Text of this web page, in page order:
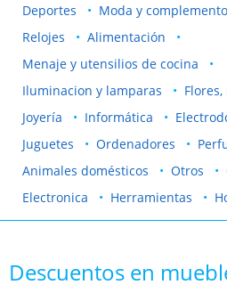
Deportes Moda y
Relojes
Alimentación
Menaje y utensilios de cocina
Iluminacion y lamparas
Joyería
Informática
Juguetes
Ordenadores
Animales domésticos
Otros
Electronica
Herramientas
Descuentos en